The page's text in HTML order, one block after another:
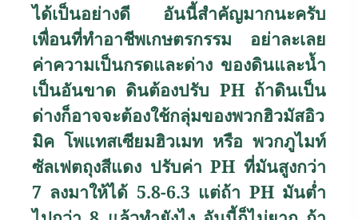
ได้เป็นอย่างดี อันนี้สำคัญมากนะครับ
เพื่อนที่ทำอาชีพเกษตรกรรม อย่าละเลย
ค่าความเป็นกรดและด่าง ของดินและน้ำ
เป็นอันขาด ดินต้องปรับ PH ถ้าดินเป็น
ด่างก็อาจจะต้องใช้กลุ่มของพวกฮิวมัสอิว
มิค โพแทสเซียมฮิวเมท หรือ พวกภูไมท์
ซัลเฟตถุงสีแดง ปรับค่า PHที่มันสูงกว่า
7 ลงมาให้ได้ 5.8-6.3 แต่ถ้า PH มันต่ำ